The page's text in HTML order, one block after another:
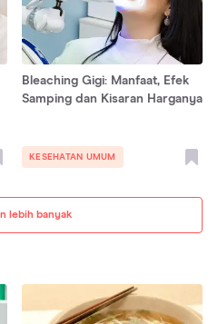
lebih banyak
Bleaching Gigi: Manfaat, Efek
Samping dan Kisaran Harganya
KESEHATAN UMUM